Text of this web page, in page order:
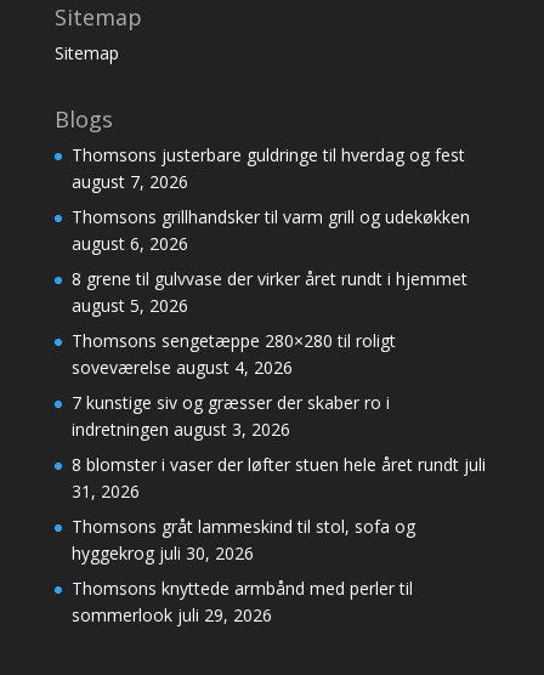
Sitemap
Sitemap
Blogs
Thomsons justerbare guldringe til hverdag og fest
august 7, 2026
Thomsons grillhandsker til varm grill og udekøkken
august 6, 2026
8 grene til gulvvase der virker året rundt i hjemmet
august 5, 2026
Thomsons sengetæppe 280×280 til roligt
soveværelse august 4, 2026
7 kunstige siv og græsser der skaber ro i
indretningen august 3, 2026
8 blomster i vaser der løfter stuen hele året rundt juli
31, 2026
Thomsons gråt lammeskind til stol, sofa og
hyggekrog juli 30, 2026
Thomsons knyttede armbånd med perler til
sommerlook juli 29, 2026